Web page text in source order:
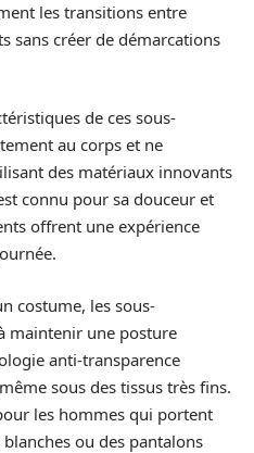
les transitions entre
sans créer de démarcations
de ces sous-
au corps et ne
des matériaux innovants
connu pour sa douceur et
offrent une expérience
costume, les sous-
maintenir une posture
anti-transparence
sous des tissus très fins.
les hommes qui portent
ou des pantalons